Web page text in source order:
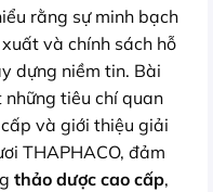
rằng sự minh bạch
và chính sách hỗ
dựng niềm tin. Bài
tiêu chí quan
và giới thiệu giải
THAPHACO, đảm
thảo dược cao cấp,